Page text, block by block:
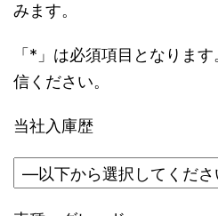
みます。
「*」は必須項目となりま
信ください。
当社入庫歴